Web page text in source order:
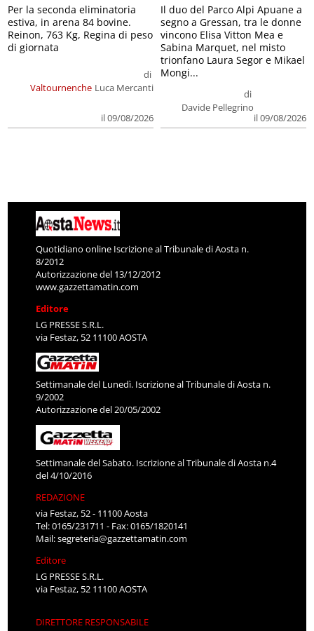
Valtournenche
di
Luca Mercanti
il 09/08/2026
Per la seconda eliminatoria
estiva, in arena 84 bovine.
Reinon, 763 Kg, Regina di peso
di giornata
di
Davide Pellegrino
il 09/08/2026
Il duo del Parco Alpi Apuane a
segno a Gressan, tra le donne
vincono Elisa Vitton Mea e
Sabina Marquet, nel misto
trionfano Laura Segor e Mikael
Mongi...
Quotidiano online Iscrizione al Tribunale di Aosta n.
8/2012
Autorizzazione del 13/12/2012
www.gazzettamatin.com
Editore
LG PRESSE S.R.L.
via Festaz, 52 11100 AOSTA
Settimanale del Lunedì. Iscrizione al Tribunale di Aosta n.
9/2002
Autorizzazione del 20/05/2002
Settimanale del Sabato. Iscrizione al Tribunale di Aosta n.4
del 4/10/2016
REDAZIONE
via Festaz, 52 - 11100 Aosta
Tel: 0165/231711 - Fax: 0165/1820141
Mail:segreteria@gazzettamatin.com
Editore
LG PRESSE S.R.L.
via Festaz, 52 11100 AOSTA
DIRETTORE RESPONSABILE